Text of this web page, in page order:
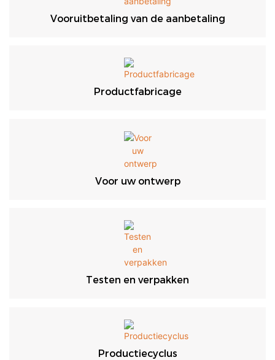
Vooruitbetaling van de aanbetaling
Productfabricage
Voor uw ontwerp
Testen en verpakken
Productiecyclus